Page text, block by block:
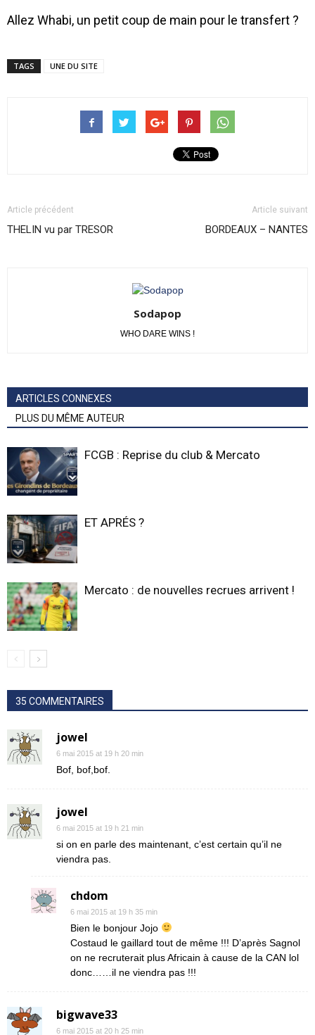
Allez Whabi, un petit coup de main pour le transfert ?
TAGS UNE DU SITE
Article précédent
THELIN vu par TRESOR
Article suivant
BORDEAUX – NANTES
Sodapop
WHO DARE WINS !
ARTICLES CONNEXES
PLUS DU MÊME AUTEUR
FCGB : Reprise du club & Mercato
ET APRÉS ?
Mercato : de nouvelles recrues arrivent !
35 COMMENTAIRES
jowel
6 mai 2015 at 19 h 20 min
Bof, bof,bof.
jowel
6 mai 2015 at 19 h 21 min
si on en parle des maintenant, c’est certain qu’il ne
viendra pas.
chdom
6 mai 2015 at 19 h 35 min
Bien le bonjour Jojo
Costaud le gaillard tout de même !!! D’après Sagnol
on ne recruterait plus Africain à cause de la CAN lol
donc……il ne viendra pas !!!
bigwave33
6 mai 2015 at 20 h 25 min